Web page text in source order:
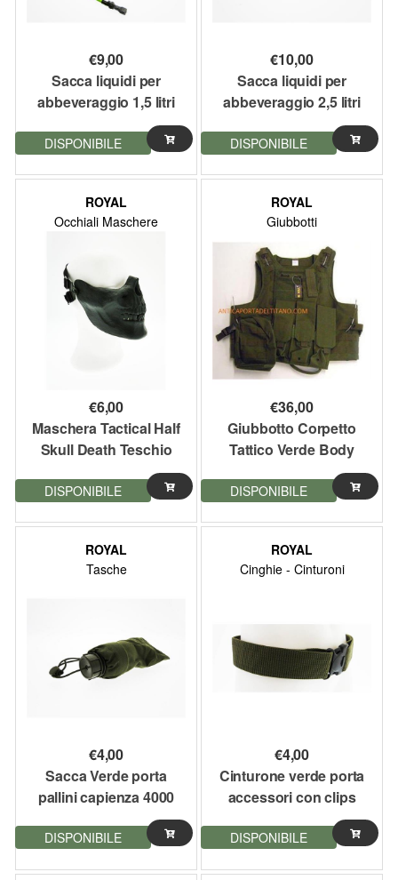
€9,00
Sacca liquidi per
abbeveraggio 1,5 litri
Camel Back Royal Plus
DISPONIBILE
€10,00
Sacca liquidi per
abbeveraggio 2,5 litri
Camel Back Royal Plus
DISPONIBILE
ROYAL
Occhiali Maschere
€6,00
Maschera Tactical Half
Skull Death Teschio
DISPONIBILE
ROYAL
Giubbotti
€36,00
Giubbotto Corpetto
Tattico Verde Body
Armor Light Royal Plus
DISPONIBILE
ROYAL
Tasche
€4,00
Sacca Verde porta
pallini capienza 4000
DISPONIBILE
ROYAL
Cinghie - Cinturoni
€4,00
Cinturone verde porta
accessori con clips
DISPONIBILE